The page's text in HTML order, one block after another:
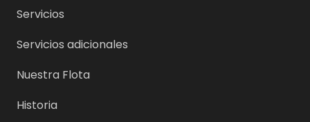
Servicios
Servicios adicionales
Nuestra Flota
Historia